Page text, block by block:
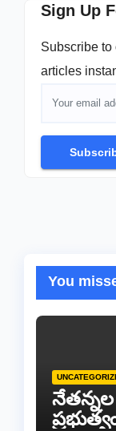
Sign Up
Subscribe to
articles
You